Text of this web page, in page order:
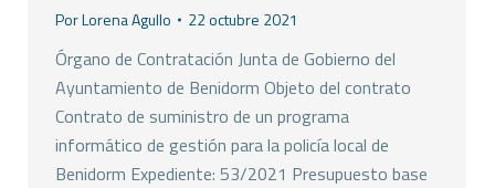
PorLorena Agullo 22 octubre 2021
Órgano de Contratación Junta de Gobierno del
Ayuntamiento de Benidorm Objeto del contrato
Contrato de suministro de un programa
informático de gestión para la policía local de
Benidorm Expediente: 53/2021 Presupuesto base